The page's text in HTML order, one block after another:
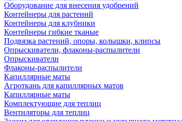
Оборудование для внесения удобрений
Контейнеры для растений
Контейнеры для клубники
Контейнеры гибкие тканые
Подвязка растений, опоры, колышки, клипсы
Опрыскиватели, флаконы-распылители
Опрыскиватели
Флаконы-распылители
Капиллярные маты
Агроткань для капиллярных матов
Капиллярные маты
Комплектующие для теплиц
Вентиляторы для теплиц